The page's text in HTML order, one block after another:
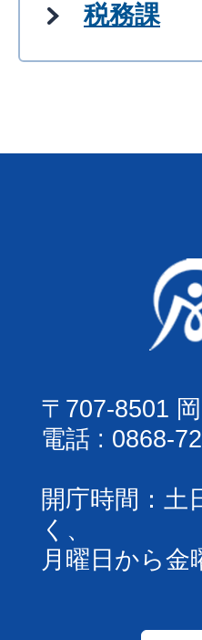
税務課
〒707-8501
電話 : 0868-
開庁時間：土
く、
月曜日から金